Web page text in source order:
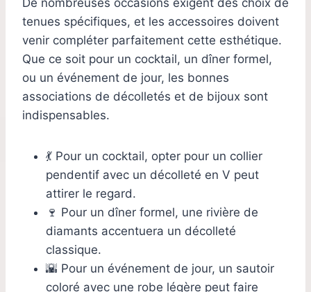
De nombreuses occasions exigent des choix de
tenues spécifiques, et les accessoires doivent
venir compléter parfaitement cette esthétique.
Que ce soit pour un cocktail, un dîner formel,
ou un événement de jour, les bonnes
associations de décolletés et de bijoux sont
indispensables.
💃 Pour un cocktail, opter pour un collier
pendentif avec un décolleté en V peut
attirer le regard.
🍷 Pour un dîner formel, une rivière de
diamants accentuera un décolleté
classique.
🌇 Pour un événement de jour, un sautoir
coloré avec une robe légère peut faire